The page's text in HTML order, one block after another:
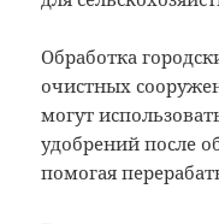
Обработка
очистных
могут
удобрений после
помогая